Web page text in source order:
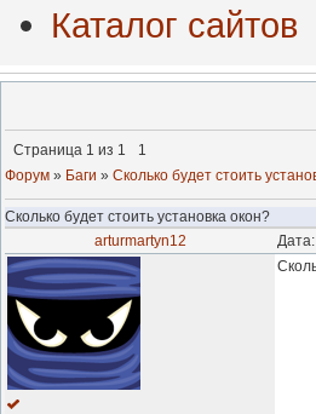
Каталог сайтов
Страница 1 из 1
1
Форум » Баги » Сколько будет стоить
Сколько будет стоить установка окон?
arturmartyn12